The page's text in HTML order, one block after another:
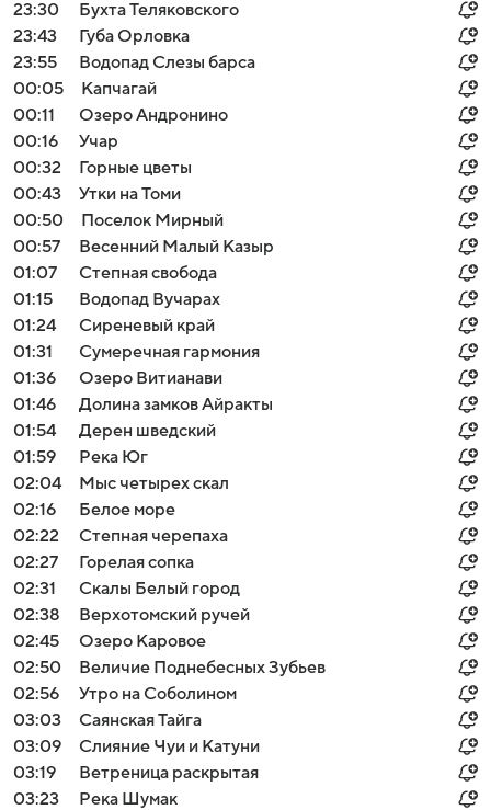
23:30
Бухта Теляковского
23:43
Губа Орловка
23:55
Водопад Слезы барса
00:05
Капчагай
00:11
Озеро Андронино
00:16
Учар
00:32
Горные цветы
00:43
Утки на Томи
00:50
Поселок Мирный
00:57
Весенний Малый Казыр
01:07
Степная свобода
01:15
Водопад Вучарах
01:24
Сиреневый край
01:31
Сумеречная гармония
01:36
Озеро Витианави
01:46
Долина замков Айракты
01:54
Дерен шведский
01:59
Река Юг
02:04
Мыс четырех скал
02:16
Белое море
02:22
Cтепная черепаха
02:27
Горелая сопка
02:31
Скалы Белый город
02:38
Верхотомский ручей
02:45
Озеро Каровое
02:50
Величие Поднебесных Зубьев
02:56
Утро на Соболином
03:03
Саянская Тайга
03:09
Слияние Чуи и Катуни
03:19
Ветреница раскрытая
03:23
Река Шумак